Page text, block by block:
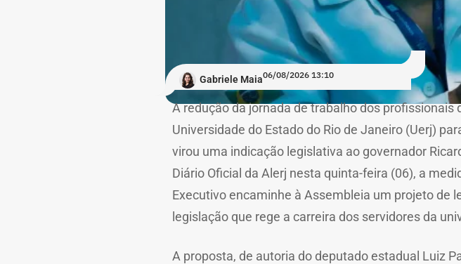
Gabriele Maia06/08/2026 13:10
A redução da jornada de trabalho dos profissionais
Universidade do Estado do Rio de Janeiro (Uerj)
virou uma indicação legislativa ao governador
Diário Oficial da Alerj nesta quinta-feira (06), a
Executivo encaminhe à Assembleia um projeto de
legislação que rege a carreira dos servidores da
A proposta, de autoria do deputado estadual Luiz